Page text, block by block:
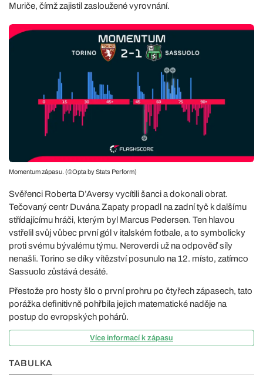
Muriče, čímž zajistil zasloužené vyrovnání.
Momentum zápasu. (©Opta by Stats Perform)
Svěřenci Roberta D’Aversy vycítili šanci a dokonali obrat.
Tečovaný centr Duvána Zapaty propadl na zadní tyč k dalšímu
střídajícímu hráči, kterým byl Marcus Pedersen. Ten hlavou
vstřelil svůj vůbec první gól v italském fotbale, a to symbolicky
proti svému bývalému týmu. Neroverdi už na odpověď síly
nenašli. Torino se díky vítězství posunulo na 12. místo, zatímco
Sassuolo zůstává desáté.
Přestože pro hosty šlo o první prohru po čtyřech zápasech, tato
porážka definitivně pohřbila jejich matematické naděje na
postup do evropských pohárů.
Více informací k zápasu
TABULKA